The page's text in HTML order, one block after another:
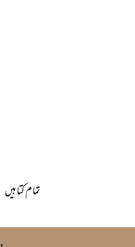
تمام کتابیں